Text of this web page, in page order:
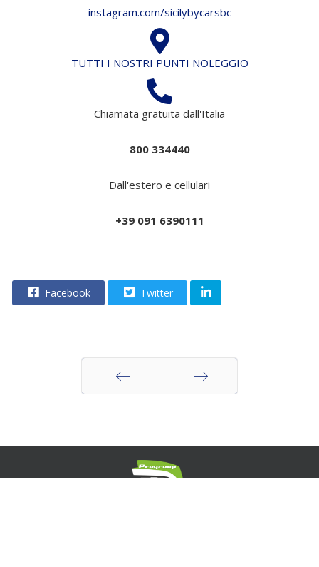
instagram.com/sicilybycarsbc
TUTTI I NOSTRI PUNTI NOLEGGIO
Chiamata gratuita dall'Italia
800 334440
Dall'estero e cellulari
+39 091 6390111
Facebook Twitter